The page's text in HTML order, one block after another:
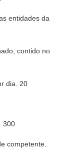
entidades da
contido no
dia. 20
300
competente.